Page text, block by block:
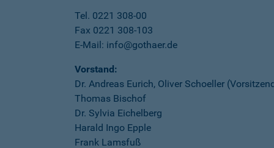
Tel. 0221 308-00
Fax 0221 308-103
E-Mail: info@gothaer.de
Vorstand:
Dr. Andreas Eurich, Oliver Schoeller
Thomas Bischof
Dr. Sylvia Eichelberg
Harald Ingo Epple
Frank Lamsfuß